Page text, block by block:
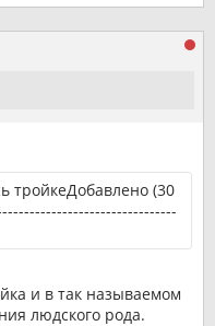
тройкеДобавлено (30
и в так называемом
людского рода.